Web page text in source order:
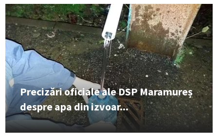
Precizări oficiale ale DSP Maramureș
despre apa din izvoar...